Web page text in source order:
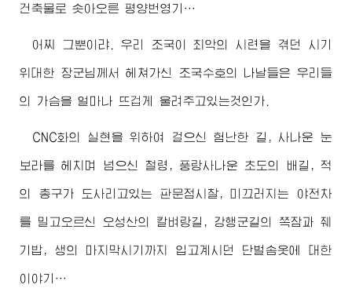
건축물로 솟아오른 평양번영기…
어찌 그뿐이랴. 우리 조국이 최악의 시련을 겪던 시기
위대한 장군님 께서 헤쳐가신 조국수호의 나날들은 우리들
의 가슴을 얼마나 뜨겁게 울려주고있는것인가.
CNC화의 실현을 위하여 걸으신 험난한 길, 사나운 눈
보라를 헤치며 넘으신 철령, 풍랑사나운 초도의 배길, 적
의 총구가 도사리고있는 판문점시찰, 미끄러지는 야전차
를 밀고오르신 오성산의 칼벼랑길, 강행군길의 쪽잠과 줴
기밥, 생의 마지막시기까지 입고계시던 단벌솜옷에 대한
이야기…